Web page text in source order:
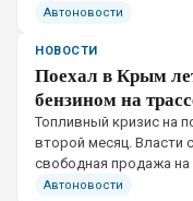
или попутного
Автоновости
НОВОСТИ
Поехал в Крым
бензином на
Топливный кризис на
второй месяц. Власти
свободная продажа
Ситуация постепенно
Автоновости